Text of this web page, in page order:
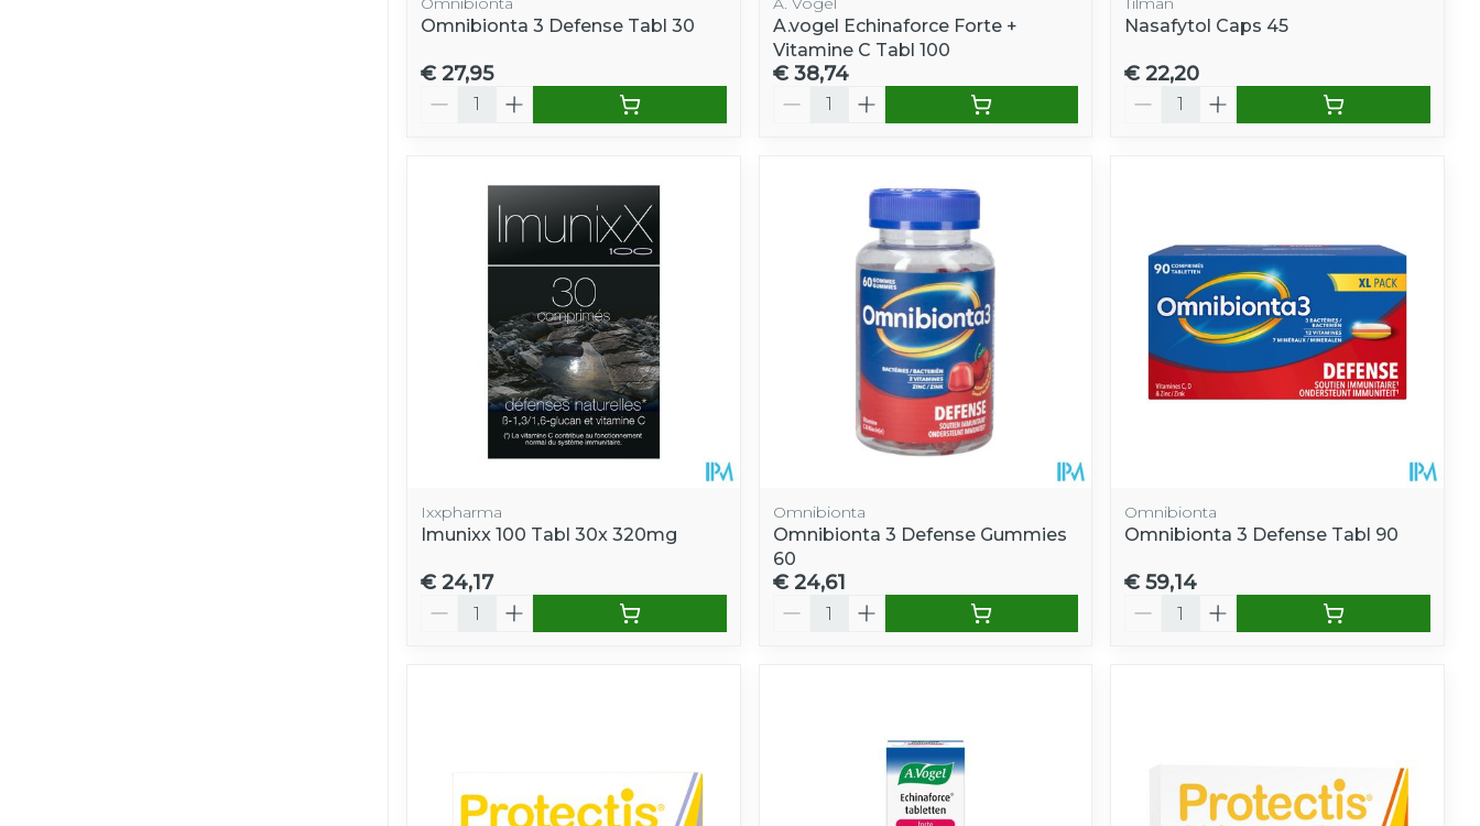
Omnibionta 3 Defense Tabl 30
€ 27,95
Aantal
A.vogel Echinaforce Forte +
Vitamine C Tabl 100
€ 38,74
Aantal
Nasafytol Caps 45
€ 22,20
Aantal
Ixxpharma
Imunixx 100 Tabl 30x 320mg
€ 24,17
Aantal
Omnibionta
Omnibionta 3 Defense Gummies
60
€ 24,61
Aantal
Omnibionta
Omnibionta 3 Defense Tabl 90
€ 59,14
Aantal